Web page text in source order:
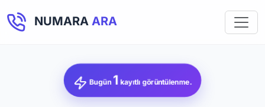
NUMARA ARA
Bugün 1 kayıtlı görüntülenme.